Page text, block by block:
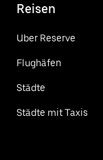
Reisen
Uber Reserve
Flughäfen
Städte
Städte mit Taxis